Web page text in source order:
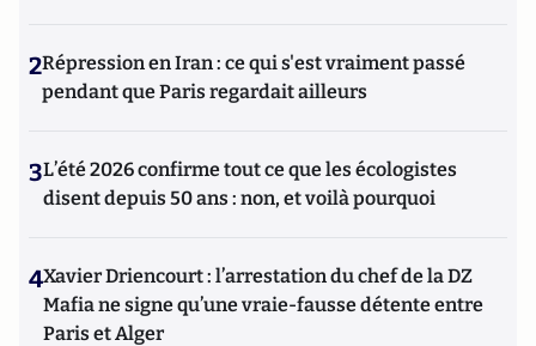
2Répression en Iran : ce qui s'est vraiment passé
pendant que Paris regardait ailleurs
3L’été 2026 confirme tout ce que les écologistes
disent depuis 50 ans : non, et voilà pourquoi
4Xavier Driencourt : l’arrestation du chef de la DZ
Mafia ne signe qu’une vraie-fausse détente entre
Paris et Alger